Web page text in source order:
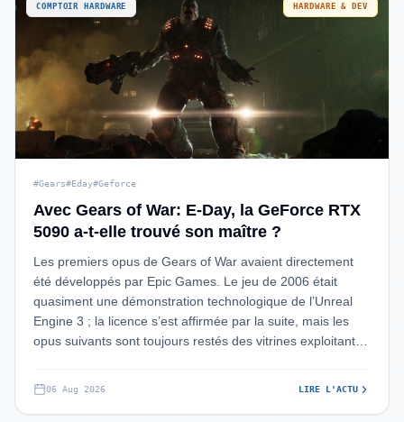
COMPTOIR HARDWARE HARDWARE & DEV
#Gears#Eday#Geforce
Avec Gears of War: E-Day, la GeForce RTX
5090 a-t-elle trouvé son maître ?
Les premiers opus de Gears of War avaient directement
été développés par Epic Games. Le jeu de 2006 était
quasiment une démonstration technologique de l’Unreal
Engine 3 ; la licence s’est affirmée par la suite, mais les
opus suivants sont toujours restés des vitrines exploitant
06 Aug 2026 LIRE L'ACTU